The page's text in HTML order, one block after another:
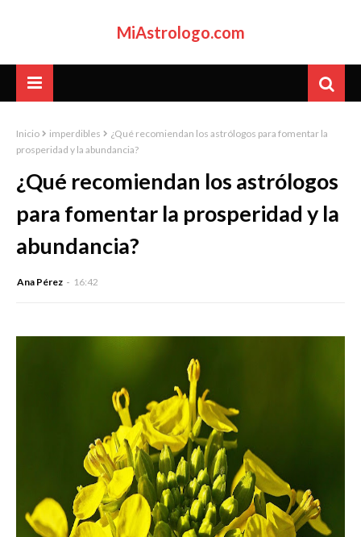
MiAstrologo.com
Inicio imperdibles
¿Qué recomiendan los astrólogos para fomentar la
prosperidad y la abundancia?
¿Qué recomiendan los astrólogos
para fomentar la prosperidad y la
abundancia?
Ana Pérez 16:42